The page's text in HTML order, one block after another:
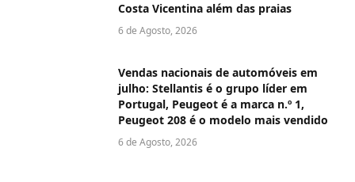
Costa Vicentina além das praias
6 de Agosto, 2026
Vendas nacionais de automóveis em
julho: Stellantis é o grupo líder em
Portugal, Peugeot é a marca n.º 1,
Peugeot 208 é o modelo mais vendido
6 de Agosto, 2026